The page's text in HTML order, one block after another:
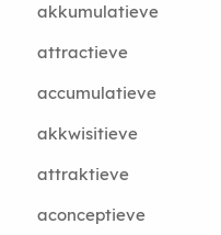
akkumulatieve
attractieve
accumulatieve
akkwisitieve
attraktieve
aconceptieve